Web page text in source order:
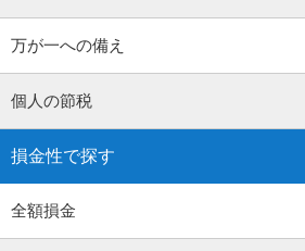
万が一への備え
個人の節税
損金性で探す
全額損金